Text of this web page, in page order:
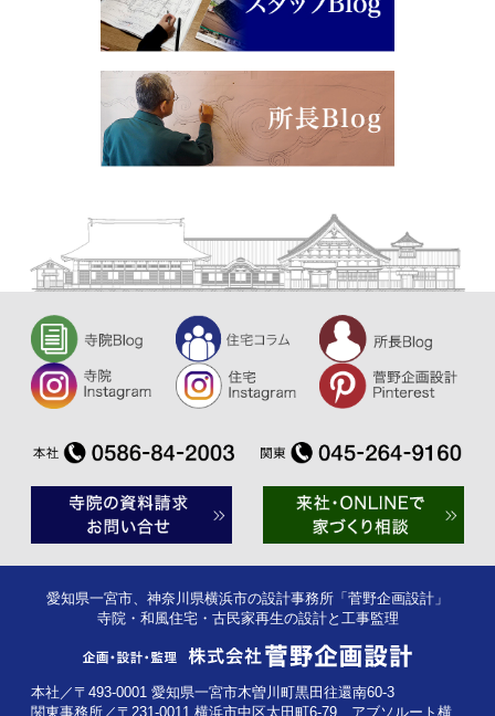
愛知県一宮市、神奈川県横浜市の設計事務所「菅野企画設計」
寺院・和風住宅・古民家再生の設計と工事監理
本社／〒493-0001 愛知県一宮市木曽川町黒田往還南60-3
関東事務所／〒231-0011 横浜市中区太田町6-79 アブソルート横